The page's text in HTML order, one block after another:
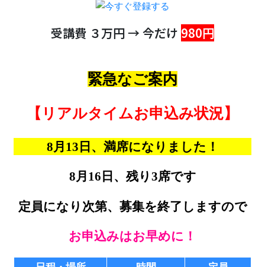
受講費 ３万円 → 今だけ 980円